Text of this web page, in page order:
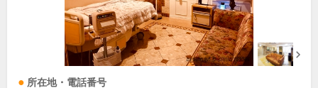
所在地・電話番号